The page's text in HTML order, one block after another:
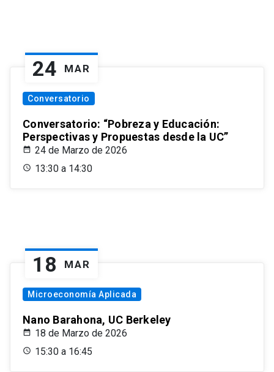
24 MAR
Conversatorio
Conversatorio: “Pobreza y Educación:
Perspectivas y Propuestas desde la UC”
24 de Marzo de 2026
13:30 a 14:30
18 MAR
Microeconomía Aplicada
Nano Barahona, UC Berkeley
18 de Marzo de 2026
15:30 a 16:45